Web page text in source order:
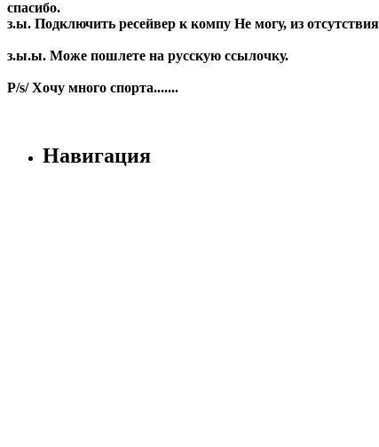
спасибо.
з.ы. Подключить ресейвер к компу Не могу, из
з.ы.ы. Може пошлете на русскую ссылочку.
P/s/ Хочу много спорта.......
Навигация